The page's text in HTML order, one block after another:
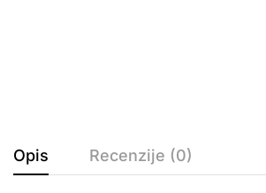
Opis Recenzije (0)